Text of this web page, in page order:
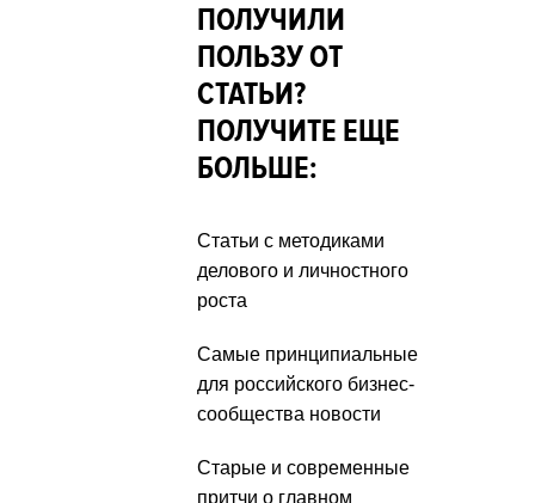
ПОЛУЧИЛИ
ПОЛЬЗУ ОТ
СТАТЬИ?
ПОЛУЧИТЕ ЕЩЕ
БОЛЬШЕ:
Статьи с методиками
делового и личностного
роста
Самые принципиальные
для российского бизнес-
сообщества новости
Старые и современные
притчи о главном